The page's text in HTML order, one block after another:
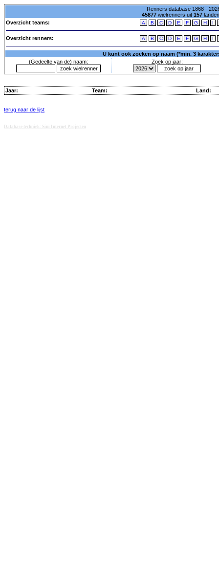
Renners database 1868 -
45877wielrenners uit 157
Overzicht teams:
A B C D E F G H I
Overzicht renners: A B C D E F G H I
U kunt ook zoeken op naam (*min. 3
(Gedeelte van de) naam:
Zoek op jaar:
Jaar: Team: Land:
terug naar de lijst
Database techniek: Sini Internet Projecten